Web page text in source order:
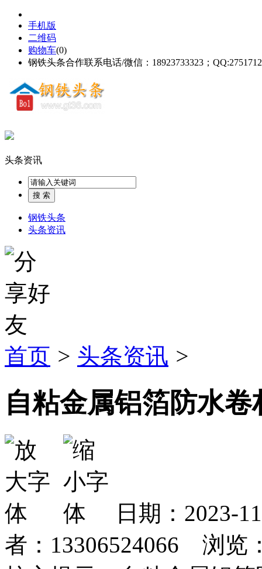
手机版
二维码
购物车(0)
钢铁头条合作联系电话/微信：18923733323；
头条资讯
钢铁头条
头条资讯
首页 > 头条资讯 >
自粘金属铝箔防水
日期：2023-
者：13306524066 浏览